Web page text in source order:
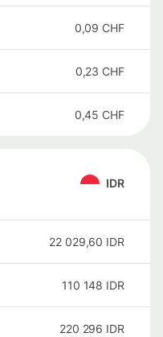
0,09 CHF
0,23 CHF
0,45 CHF
IDR
22 029,60 IDR
110 148 IDR
220 296 IDR